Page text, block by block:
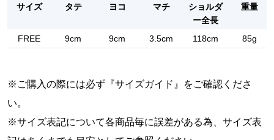
サイズ タテ ヨコ マチ
ショルダ
ー全長
重量
FREE 9cm 9cm 3.5cm 118cm 85g
※ご購入の際には必ず『サイズガイド 』をご確認くださ
い。
※サイズ表記について各商品毎に誤差がある為、サイズ表